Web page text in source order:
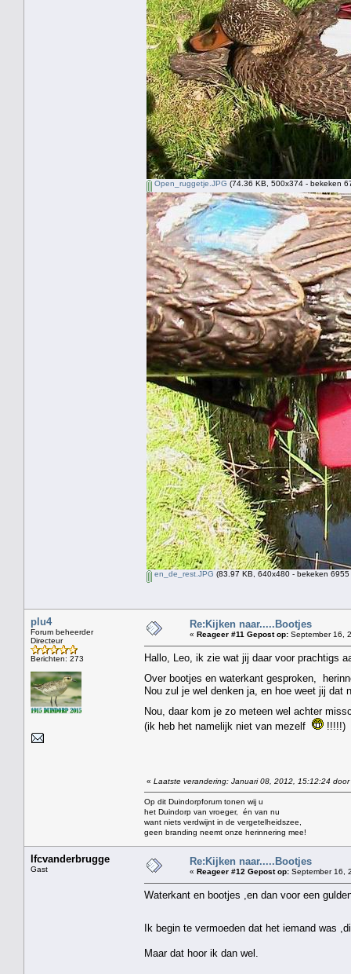
Open_ruggetje.JPG (74.36 KB, 500x374 - bekeken
en_de_rest.JPG (83.97 KB, 640x480 - bekeken 6955
plu4
Forum beheerder
Directeur
Berichten: 273
Re:Kijken naar.....Bootjes
« Reageer #11 Gepost op: September 16,
Hallo, Leo, ik zie wat jij daar voor prachtigs
Over bootjes en waterkant gesproken,
Nou zul je wel denken ja, en hoe weet jij dat
Nou, daar kom je zo meteen wel achter
(ik heb het namelijk niet van mezelf
!!!!!)
« Laatste verandering: Januari 08, 2012, 15:12:24 door
Op dit Duindorpforum tonen wij u
het Duindorp van vroeger, én van nu
want niets verdwijnt in de vergetelheidszee,
geen branding neemt onze herinnering mee!
lfcvanderbrugge
Gast
Re:Kijken naar.....Bootjes
« Reageer #12 Gepost op: September 16,
Waterkant en bootjes ,en dan voor een
Ik begin te vermoeden dat het iemand was
Maar dat hoor ik dan wel.